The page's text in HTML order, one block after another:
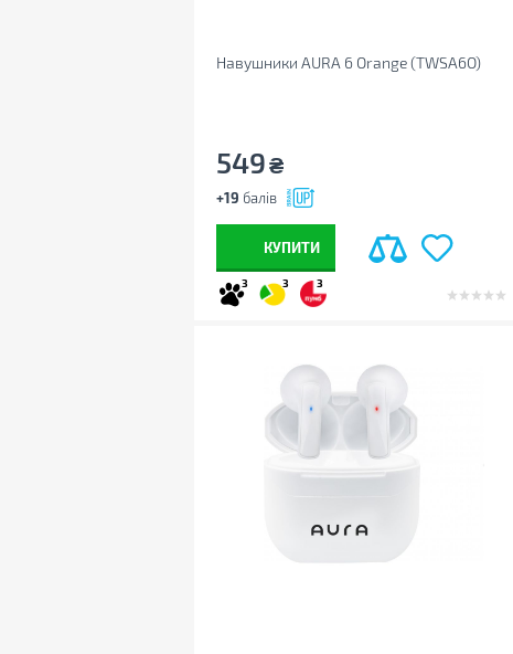
Навушники AURA 6 Orange (TWSA6O)
549₴
+19 балів
КУПИТИ
3 3 3